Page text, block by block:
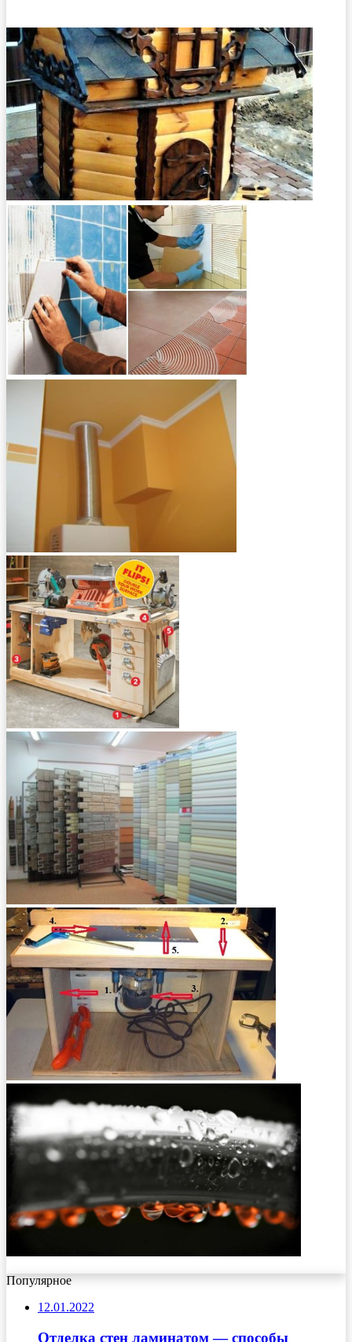
Популярное
12.01.2022
Отделка стен ламинатом — способы